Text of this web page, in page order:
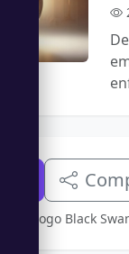
do jogo Black